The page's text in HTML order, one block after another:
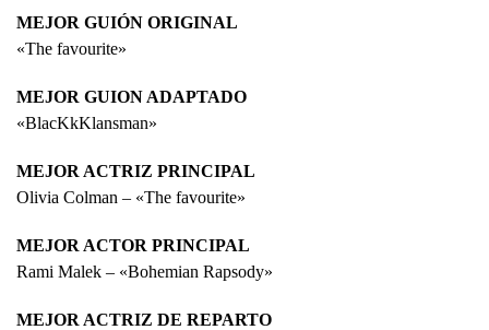
MEJOR GUIÓN ORIGINAL
«The favourite»
MEJOR GUION ADAPTADO
«BlacKkKlansman»
MEJOR ACTRIZ PRINCIPAL
Olivia Colman – «The favourite»
MEJOR ACTOR PRINCIPAL
Rami Malek – «Bohemian Rapsody»
MEJOR ACTRIZ DE REPARTO